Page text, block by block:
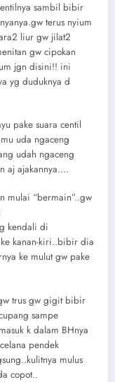
sambil bibir
terus nyium
liur gw jilat2
gw cipokan
jgn disini!! ini
yg duduknya d
pake suara centil
uda ngaceng
udah ngaceng
aj ajakannya….
mulai “bermain”..gw
kendali di
kanan-kiri..bibir dia
ke mulut gw pake
trus gw gigit bibir
sampe
k dalam BHnya
pendek
mulus
copot..